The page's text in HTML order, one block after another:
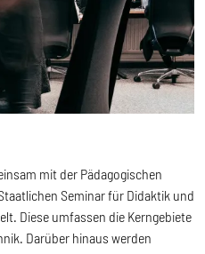
mit der Pädagogischen
Seminar für Didaktik und
Diese umfassen die Kerngebiete
Darüber hinaus werden